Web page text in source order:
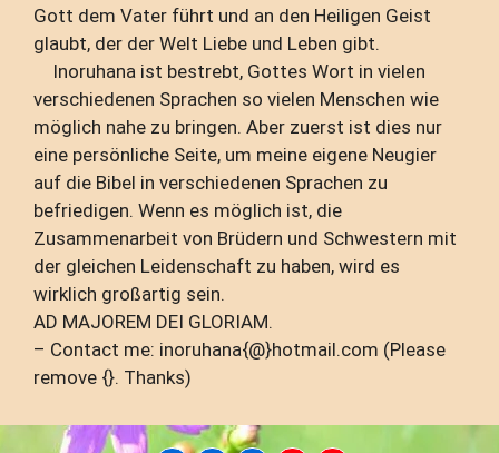
Gott dem Vater führt und an den Heiligen Geist
glaubt, der der Welt Liebe und Leben gibt.
Inoruhana ist bestrebt, Gottes Wort in vielen
verschiedenen Sprachen so vielen Menschen wie
möglich nahe zu bringen. Aber zuerst ist dies nur
eine persönliche Seite, um meine eigene Neugier
auf die Bibel in verschiedenen Sprachen zu
befriedigen. Wenn es möglich ist, die
Zusammenarbeit von Brüdern und Schwestern mit
der gleichen Leidenschaft zu haben, wird es
wirklich großartig sein.
AD MAJOREM DEI GLORIAM.
– Contact me: inoruhana{@}hotmail.com (Please
remove {}. Thanks)